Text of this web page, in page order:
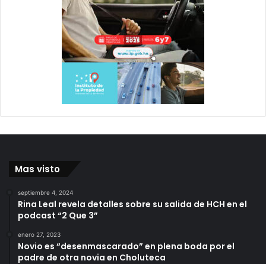
Mas visto
septiembre 4, 2024
Rina Leal revela detalles sobre su salida de HCH en el
podcast “2 Que 3”
enero 27, 2023
Novio es “desenmascarado” en plena boda por el
padre de otra novia en Choluteca